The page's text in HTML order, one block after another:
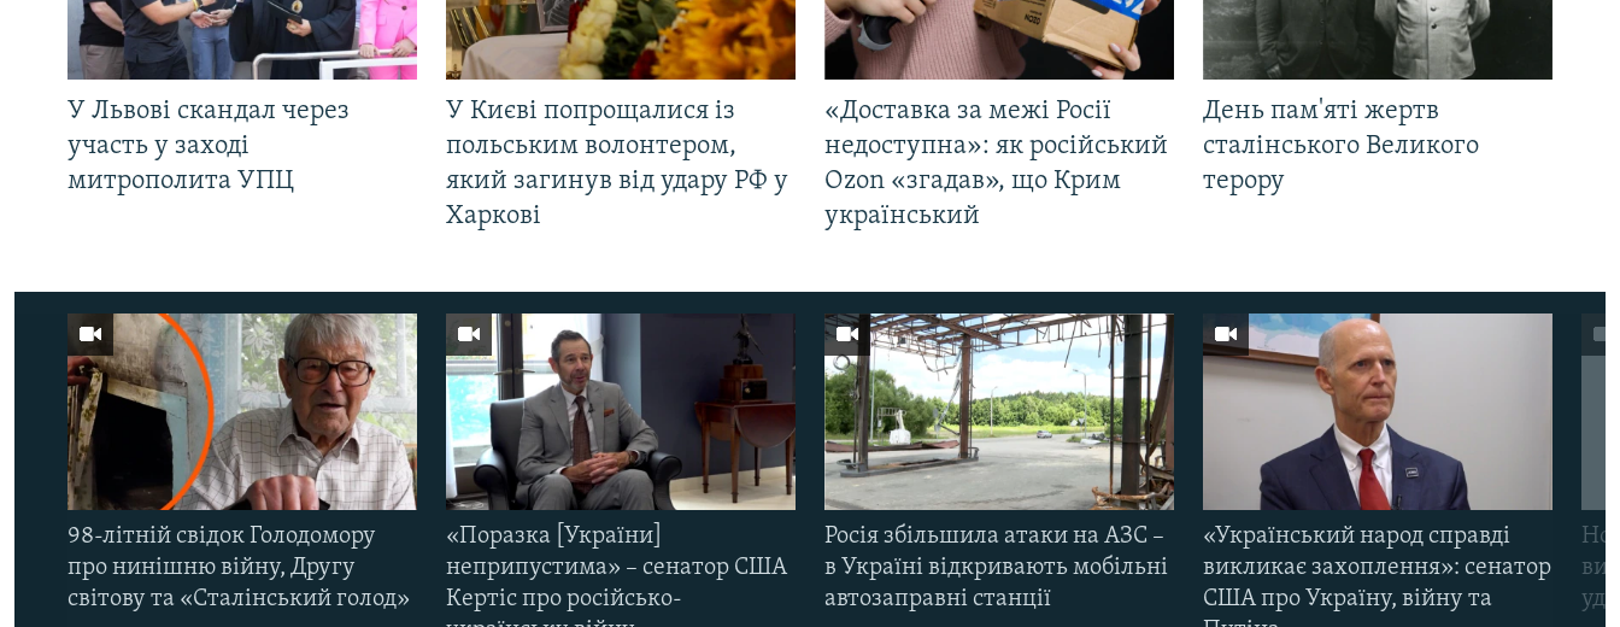
У Львові скандал через
участь у заході
митрополита УПЦ
У Києві попрощалися із
польським волонтером,
який загинув від удару РФ у
Харкові
«Доставка за межі Росії
недоступна»: як російський
Ozon «згадав», що Крим
український
День пам'яті жертв
сталінського Великого
терору
98-літній свідок Голодомору
про нинішню війну, Другу
світову та «Сталінський голод»
«Поразка [України]
неприпустима» – сенатор США
Кертіс про російсько-
Росія збільшила атаки на АЗС –
в Україні відкривають мобільні
автозаправні станції
«Український народ справді
викликає захоплення»: сенатор
США про Україну, війну та